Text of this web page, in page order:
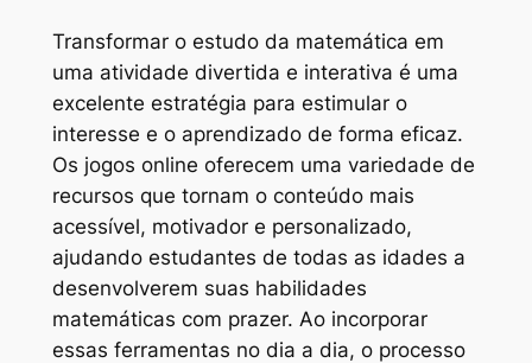
Transformar o estudo da matemática em
uma atividade divertida e interativa é uma
excelente estratégia para estimular o
interesse e o aprendizado de forma eficaz.
Os jogos online oferecem uma variedade de
recursos que tornam o conteúdo mais
acessível, motivador e personalizado,
ajudando estudantes de todas as idades a
desenvolverem suas habilidades
matemáticas com prazer. Ao incorporar
essas ferramentas no dia a dia, o processo